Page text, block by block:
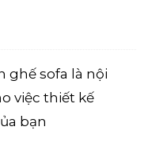
ghế sofa là nội
việc thiết kế
bạn